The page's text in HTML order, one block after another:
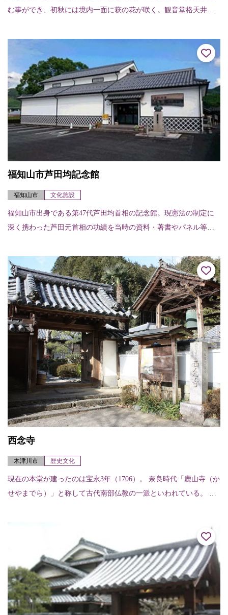
む事ができ、初秋には境内一面に萩の花が咲く。観音堂格天井は
に描かれている。
福知山市芦田均記念館
福知山市 文化施設
福知山市出身である第47代芦田均首相の記念館。現憲法の制定に
深く携わった芦田元首相の功績を当時の資料・著書やパネル等で
西念寺
木津川市 歴史文化
現在の本堂が建ったのは宝永3年（1706）。 奈良時代「鹿山寺（か
せやまでら）」と称して古代南部仏教の一派といわれている。 奈